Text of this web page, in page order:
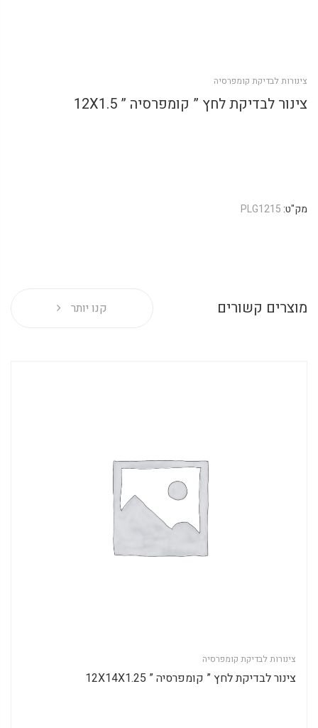
צינורות לבדיקת קומפרסיה
צינור לבדיקת לחץ ” קומפרסיה ” 12X1.5
מק"ט:PLG1215
מוצרים קשורים קנו יותר
צינורות לבדיקת קומפרסיה
צינור לבדיקת לחץ ” קומפרסיה ” 12X14X1.25